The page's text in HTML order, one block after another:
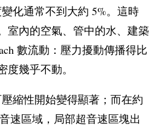
化通常不到大約 5%。這時
室內的空氣、管中的水、建築
數流動：壓力擾動傳播得比
幾乎不動。
縮性開始變得顯著；而在約
速區域，局部超音速區塊出